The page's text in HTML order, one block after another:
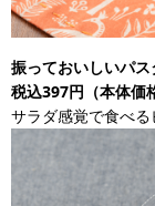
振っておいしいパ
税込397円（本体価
サラダ感覚で食